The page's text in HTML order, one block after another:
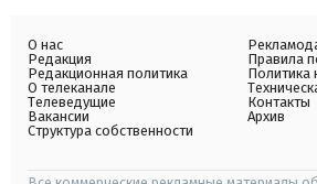
О нас
Редакция
Редакционная политика
О телеканале
Телеведущие
Вакансии
Структура собственности
Правила
Политика
Контакты
Архив